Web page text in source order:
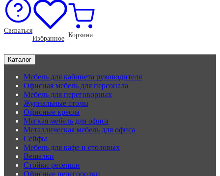
Связаться
Избранное Корзина
Каталог
Мебель для кабинета руководителя
Офисная мебель для персонала
Мебель для переговорных
Журнальные столы
Офисные кресла
Мягкая мебель для офиса
Металлическая мебель для офиса
Сейфы
Мебель для кафе и столовых
Вешалки
Стойки ресепшн
Офисные перегородки